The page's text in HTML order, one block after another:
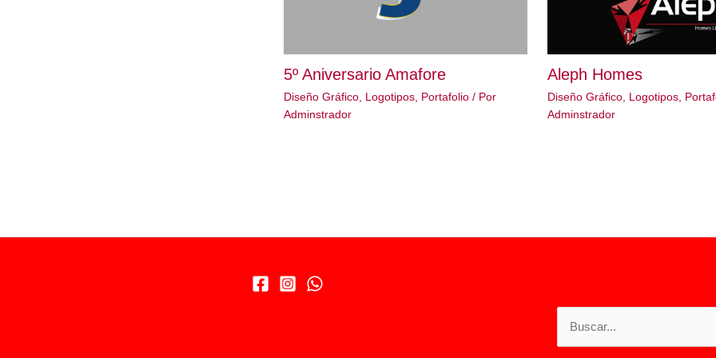
5º Aniversario Amafore
Diseño Gráfico, Logotipos, Portafolio/ Por
Adminstrador
Aleph Homes
Diseño Gráfico, Logotipos,
Adminstrador
por: